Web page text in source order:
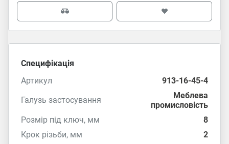
Специфікація
Артикул
913-16-45-4
Галузь застосування
Меблева
промисловість
Розмір під ключ, мм
8
Крок різьби, мм
2